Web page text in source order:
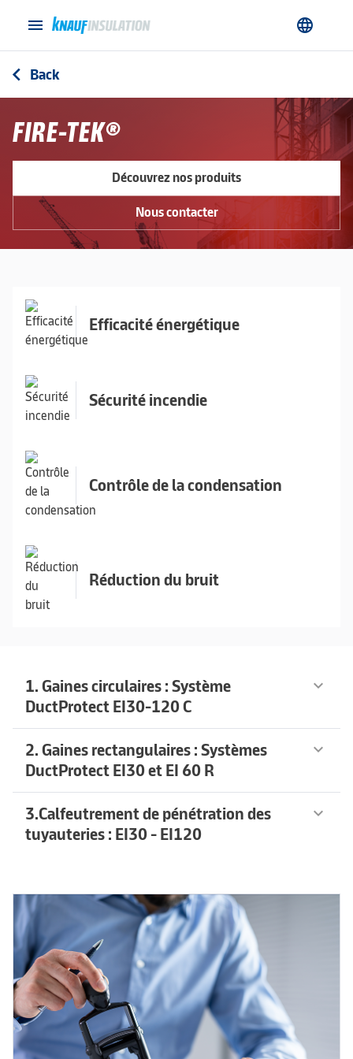
menu language
arrow_back_ios Back
FIRE-TEK®
Découvrez nos produits
Nous contacter
Efficacité énergétique
Sécurité incendie
Contrôle de la condensation
Réduction du bruit
1. Gaines circulaires : Système
DuctProtect EI30-120 C
keyboard_arrow_down
En savoir plusarrow_forward
2. Gaines rectangulaires : Systèmes
DuctProtect EI30 et EI 60 R
keyboard_arrow_down
3.Calfeutrement de pénétration des
tuyauteries : EI30 - EI120
keyboard_arrow_down